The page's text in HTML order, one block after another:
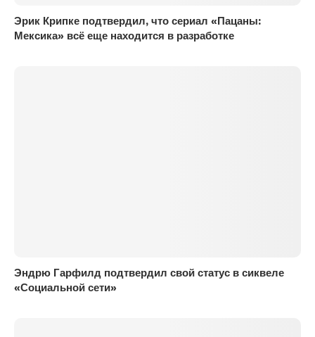
Эрик Крипке подтвердил, что сериал «Пацаны:
Мексика» всё еще находится в разработке
Эндрю Гарфилд подтвердил свой статус в сиквеле
«Социальной сети»